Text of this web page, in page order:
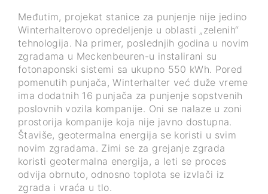
Međutim, projekat stanice za punjenje nije jedino
Winterhalterovo opredeljenje u oblasti „zelenih“
tehnologija. Na primer, poslednjih godina u novim
zgradama u Meckenbeuren-u instalirani su
fotonaponski sistemi sa ukupno 550 kWh. Pored
pomenutih punjača, Winterhalter već duže vreme
ima dodatnih 16 punjača za punjenje sopstvenih
poslovnih vozila kompanije. Oni se nalaze u zoni
prostorija kompanije koja nije javno dostupna.
Štaviše, geotermalna energija se koristi u svim
novim zgradama. Zimi se za grejanje zgrada
koristi geotermalna energija, a leti se proces
odvija obrnuto, odnosno toplota se izvlači iz
zgrada i vraća u tlo.